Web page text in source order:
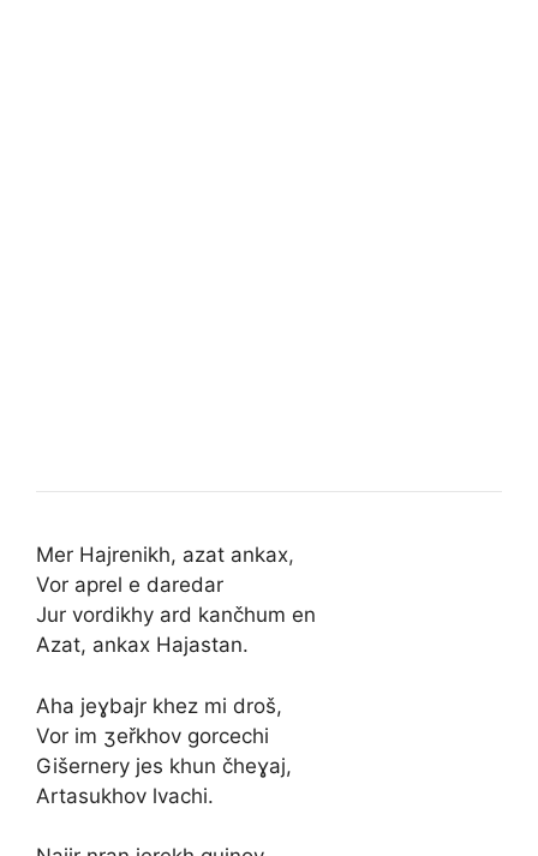
Mer Hajrenikh, azat ankax,
Vor aprel e daredar
Jur vordikhy ard kančhum en
Azat, ankax Hajastan.
Aha jeɣbajr khez mi droš,
Vor im ʒeřkhov gorcechi
Gišernery jes khun čheɣaj,
Artasukhov lvachi.